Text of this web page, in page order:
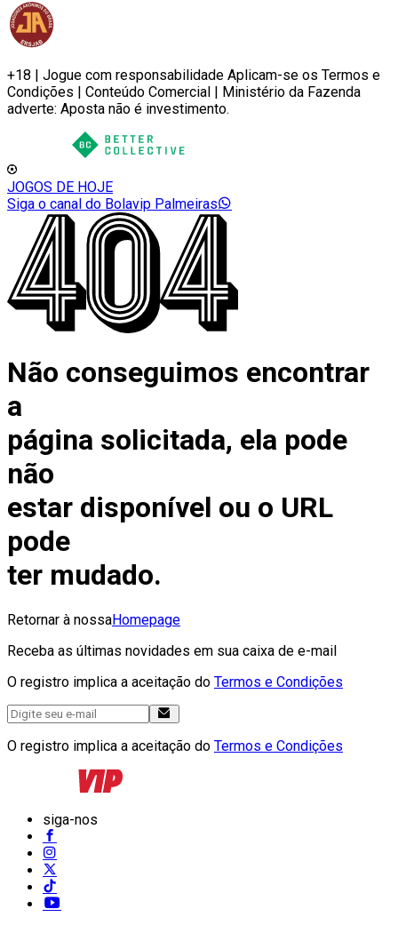
+18 | Jogue com responsabilidade Aplicam-se os Termos e
Condições | Conteúdo Comercial | Ministério da Fazenda
adverte: Aposta não é investimento.
JOGOS DE HOJE
Siga o canal do Bolavip Palmeiras
Não conseguimos encontrar
a
página solicitada, ela pode
não
estar disponível ou o URL
pode
ter mudado.
Retornar à nossaHomepage
Receba as últimas novidades em sua caixa de e-mail
O registro implica a aceitação do Termos e Condições
O registro implica a aceitação do Termos e Condições
siga-nos